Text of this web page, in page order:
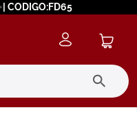
CODIGO:FD65